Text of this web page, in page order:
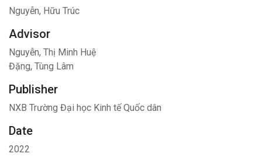
Nguyễn, Hữu Trúc
Advisor
Nguyễn, Thị Minh Huệ
Đặng, Tùng Lâm
Publisher
NXB Trường Đại học Kinh tế Quốc dân
Date
2022